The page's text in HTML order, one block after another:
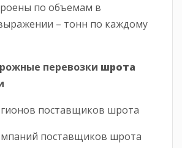
по объемам в
– тонн по каждому
перевозки шрота
поставщиков шрота
поставщиков шрота